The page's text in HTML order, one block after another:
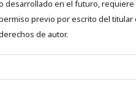
desarrollado en el futuro, requiere
previo por escrito del titular
de autor.